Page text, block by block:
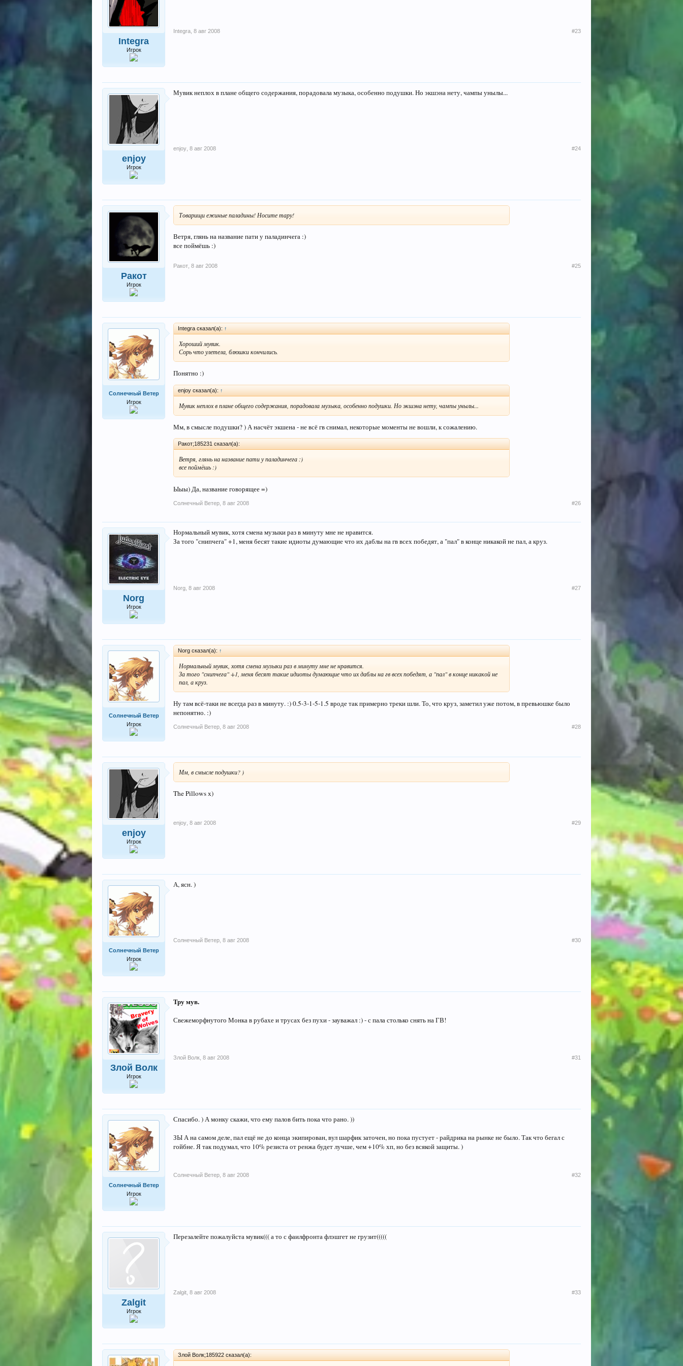
Integra
Игрок
Integra 8 авг 2008 #23
enjoy
Игрок
Мувик неплох в плане общего содержания, порадовала музыка, особенно подушки. Но экшэна нету, чампы унылы...
enjoy 8 авг 2008 #24
Ракот
Игрок
Товарищи ежиные паладины! Носите тару!
Ветря, глянь на название пати у паладинчега :)
все поймёшь :)
Ракот 8 авг 2008 #25
Солнечный Ветер
Игрок
Integra сказал(а): ↑
Хороший мувик.
Сорь что улетела, блюшки кончились.
Понятно :)
enjoy сказал(а): ↑
Мувик неплох в плане общего содержания, порадовала музыка, особенно подушки. Но экшэна нету, чампы унылы...
Мм, в смысле подушки? ) А насчёт экшена - не всё гв снимал, некоторые моменты не вошли, к сожалению.
Ракот;185231 сказал(а):
Ветря, глянь на название пати у паладинчега :)
все поймёшь :)
Ыыы) Да, название говорящее =)
Солнечный Ветер 8 авг 2008 #26
Norg
Игрок
Нормальный мувик, хотя смена музыки раз в минуту мне не нравится.
За того "снипчега" +1, меня бесят такие идиоты думающие что их даблы на гв всех победят, а "пал" в конце никакой не пал, а круз.
Norg 8 авг 2008 #27
Солнечный Ветер
Игрок
Norg сказал(а): ↑
Нормальный мувик, хотя смена музыки раз в минуту мне не нравится.
За того "снипчега" +1, меня бесят такие идиоты думающие что их даблы на гв всех победят, а "пал" в конце никакой не
пал, а круз.
Ну там всё-таки не всегда раз в минуту. :) 0.5-3-1-5-1.5 вроде так примерно треки шли. То, что круз, заметил уже потом, в превьюшке было
непонятно. :)
Солнечный Ветер 8 авг 2008 #28
enjoy
Игрок
Мм, в смысле подушки? )
The Pillows х)
enjoy 8 авг 2008 #29
Солнечный Ветер
Игрок
А, ясн. )
Солнечный Ветер 8 авг 2008 #30
Злой Волк
Игрок
Тру мув.
Свежеморфнутого Монка в рубахе и трусах без пухи - зауважал :) - с пала столько снять на ГВ!
Злой Волк 8 авг 2008 #31
Солнечный Ветер
Игрок
Спасибо. ) А монку скажи, что ему палов бить пока что рано. ))
ЗЫ А на самом деле, пал ещё не до конца экипирован, вул шарфик заточен, но пока пустует - райдрика на рынке не было. Так что бегал с
гойбне. Я так подумал, что 10% резиста от ренжа будет лучше, чем +10% хп, но без всякой защиты. )
Солнечный Ветер 8 авг 2008 #32
Zalgit
Игрок
Перезалейте пожалуйста мувик((( а то с фаилфронта флэшгет не грузит(((((
Zalgit 8 авг 2008 #33
Злой Волк;185922 сказал(а):